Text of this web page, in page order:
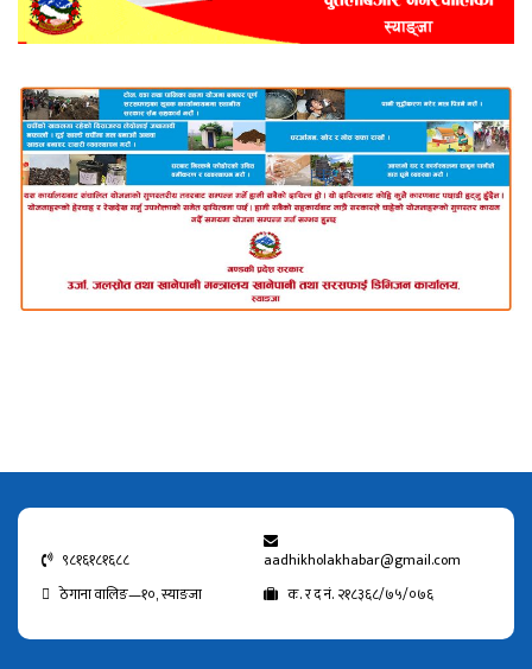
९८१६१८१६८८
aadhikholakhabar@gmail.com
ठेगाना वालिङ—१०, स्याङजा
क. र द नं. २१८३६८/७५/०७६